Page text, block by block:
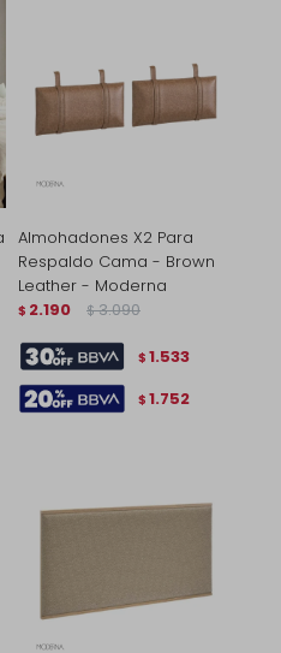
Almohadones X2 Para
Respaldo Cama - Brown
Leather - Moderna
$ 2.190 $ 3.090
$ 1.533
$ 1.752